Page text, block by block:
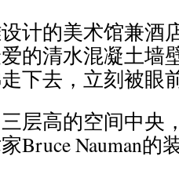
计的美术馆兼酒
的清水混凝土墙
下去，立刻被眼
层高的空间中央
Bruce Nauman的